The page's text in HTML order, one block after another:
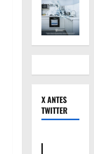
X ANTES
TWITTER